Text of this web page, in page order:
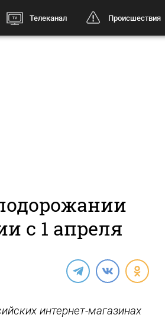
Телеканал Происшествия
с 1 апреля
интернет-магазинах